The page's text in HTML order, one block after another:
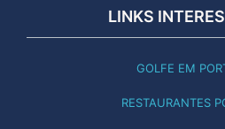
LINKS
GOLFE EM
RESTAURANTES